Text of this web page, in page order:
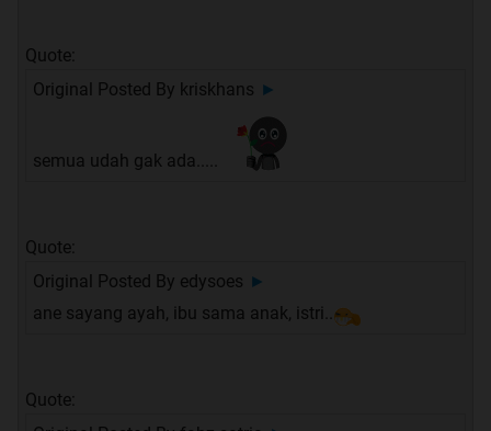
Quote:
Original Posted By kriskhans ►
semua udah gak ada.....
Quote:
Original Posted By edysoes ►
ane sayang ayah, ibu sama anak, istri..
Quote: